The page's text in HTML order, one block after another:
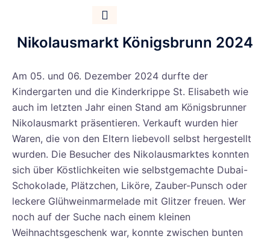
Nikolausmarkt Königsbrunn 2024
Am 05. und 06. Dezember 2024 durfte der
Kindergarten und die Kinderkrippe St. Elisabeth wie
auch im letzten Jahr einen Stand am Königsbrunner
Nikolausmarkt präsentieren. Verkauft wurden hier
Waren, die von den Eltern liebevoll selbst hergestellt
wurden. Die Besucher des Nikolausmarktes konnten
sich über Köstlichkeiten wie selbstgemachte Dubai-
Schokolade, Plätzchen, Liköre, Zauber-Punsch oder
leckere Glühweinmarmelade mit Glitzer freuen. Wer
noch auf der Suche nach einem kleinen
Weihnachtsgeschenk war, konnte zwischen bunten